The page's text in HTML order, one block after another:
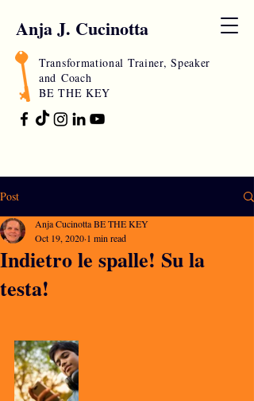
Anja J. Cucinotta
Transformational Trainer, Speaker
and Coach
BE THE KEY
Post
Indietro le spalle! Su la
testa!
Anja Cucinotta BE THE KEY
Oct 19, 2020 1 min read